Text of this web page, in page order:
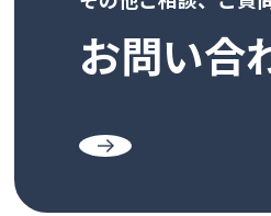
お問い合